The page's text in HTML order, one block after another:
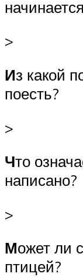
>
Из какой
поесть?
>
Что
написано?
>
Может ли
птицей?